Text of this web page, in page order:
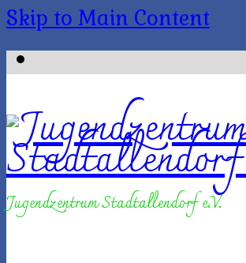
Skip to Main Content
Jugendzentrum Stadtallendorf e.V.